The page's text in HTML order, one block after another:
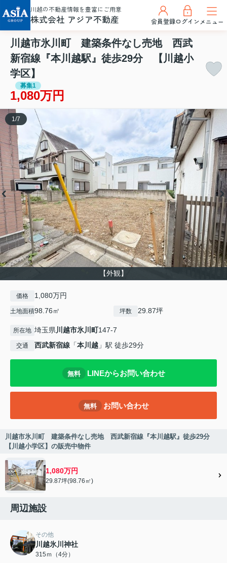
川越の不動産情報を豊富にご用意
株式会社 アジア不動産 会員登録ログインメニュー
川越市氷川町 建築条件なし売地 西武
新宿線『本川越駅』徒歩29分 【川越小
学区】
募集1
1,080万円
【外観】
1 /7
価格 1,080万円
土地面積98.76㎡ 坪数 29.87坪
所在地 埼玉県川越市氷川町147-7
交通 西武新宿線 「本川越 」駅 徒歩29分
無料 LINEからお問い合わせ
無料 お問い合わせ
川越市氷川町 建築条件なし売地 西武新宿線『本川越駅』徒歩29分
【川越小学区】の販売中物件
1,080万円
29.87坪(98.76㎡)
周辺施設
その他
川越氷川神社
315ｍ（4分）